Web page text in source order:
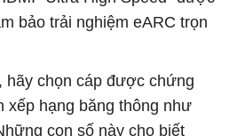
bảo trải nghiệm eARC trọn
hãy chọn cáp được chứng
xếp hạng băng thông như
con số này cho biết